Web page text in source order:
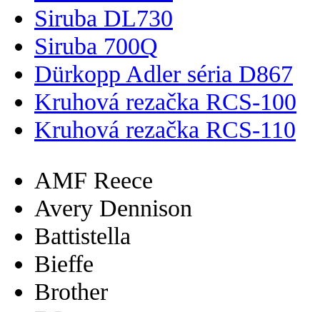
Siruba DL730
Siruba 700Q
Dürkopp Adler séria D867
Kruhová rezačka RCS-100
Kruhová rezačka RCS-110
AMF Reece
Avery Dennison
Battistella
Bieffe
Brother